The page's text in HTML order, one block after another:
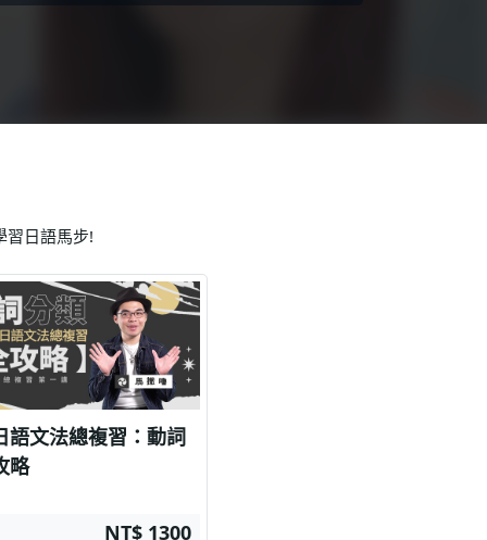
習日語馬步!
語文法總複習：動詞
略
NT$ 1300